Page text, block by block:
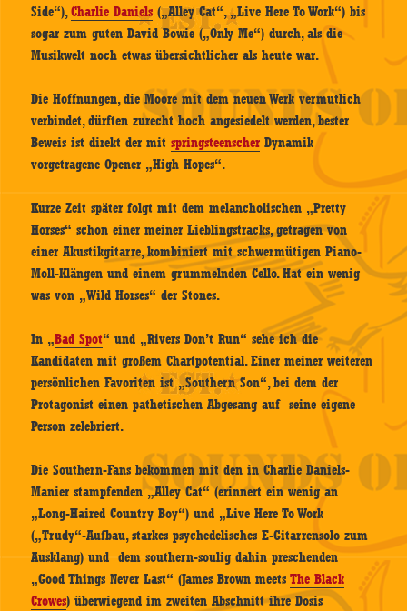
Side“),Charlie Daniels(„Alley Cat“, „Live Here To Work“) bis
sogar zum guten David Bowie („Only Me“) durch, als die
Musikwelt noch etwas übersichtlicher als heute war.
Die Hoffnungen, die Moore mit dem neuen Werk vermutlich
verbindet, dürften zurecht hoch angesiedelt werden, bester
Beweis ist direkt der mitspringsteenscher Dynamik
vorgetragene Opener „High Hopes“.
Kurze Zeit später folgt mit dem melancholischen „Pretty
Horses“ schon einer meiner Lieblingstracks, getragen von
einer Akustikgitarre, kombiniert mit schwermütigen Piano-
Moll-Klängen und einem grummelnden Cello. Hat ein wenig
was von „Wild Horses“ der Stones.
In „Bad Spot“ und „Rivers Don’t Run“ sehe ich die
Kandidaten mit großem Chartpotential. Einer meiner weiteren
persönlichen Favoriten ist „Southern Son“, bei dem der
Protagonist einen pathetischen Abgesang auf seine eigene
Person zelebriert.
Die Southern-Fans bekommen mit den in Charlie Daniels-
Manier stampfenden „Alley Cat“ (erinnert ein wenig an
„Long-Haired Country Boy“) und „Live Here To Work
(„Trudy“-Aufbau, starkes psychedelisches E-Gitarrensolo zum
Ausklang) und dem southern-soulig dahin preschenden
„Good Things Never Last“ (James Brown meetsThe Black
Crowes) überwiegend im zweiten Abschnitt ihre Dosis